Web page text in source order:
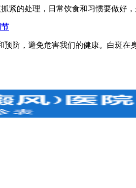
的处理，日常饮食和习惯要做好，
防，避免危害我们的健康。白斑在